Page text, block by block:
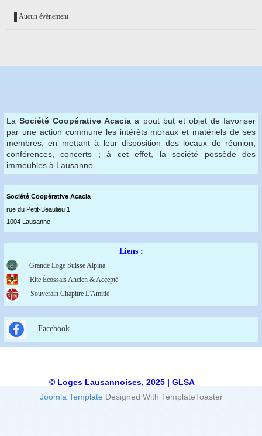
Aucun évènement
LaSociété Coopérative Acacia a pout but et objet de favoriser
par une action commune les intérêts moraux et matériels de ses
membres, en mettant à leur disposition des locaux de réunion,
conférences, concerts ; à cet effet, la société possède des
immeubles à Lausanne.
Société Coopérative Acacia
rue du Petit-Beaulieu 1
1004 Lausanne
Liens :
Grande Loge Suisse Alpina
Rite Écossais Ancien & Accepté
Souverain Chapitre L'Amitié
Facebook
© Loges Lausannoises, 2025 | GLSA
Joomla Template Designed With TemplateToaster